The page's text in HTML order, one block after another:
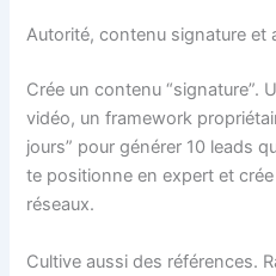
Autorité, contenu signature et
Crée un contenu “signature”.
vidéo, un framework
jours” pour générer 10 leads
te positionne en expert et
réseaux.
Cultive aussi des références.